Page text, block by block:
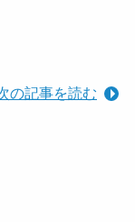
の記事を読む